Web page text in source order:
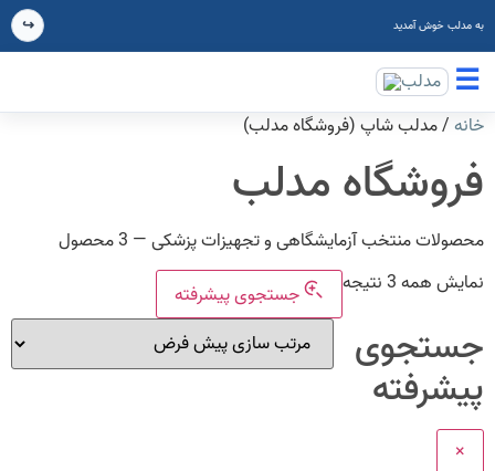
مدلب خوش آمدید ↪
/ مدلب شاپ (فروشگاه مدلب)
مدلب
منتخب آزمایشگاهی و تجهیزات پزشکی — 3 محصول
جستجوی پیشرفته
همه 3 نتیجه